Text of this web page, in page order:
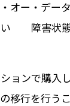
オー・デ
障害状態
ョンで購入
移行を行う